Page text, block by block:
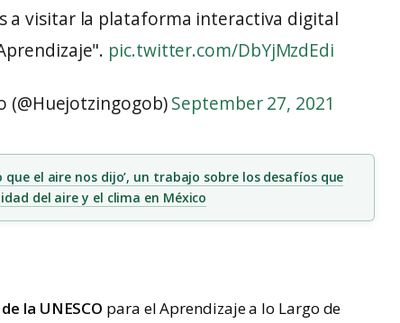
a visitar la plataforma interactiva digital
pic.twitter.com/DbYjMzdEdi
September 27, 2021
que el aire nos dijo’, un trabajo sobre los desafíos que
del aire y el clima en México
la UNESCO para el Aprendizaje a lo Largo de